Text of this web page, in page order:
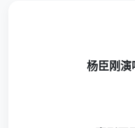
杨臣刚